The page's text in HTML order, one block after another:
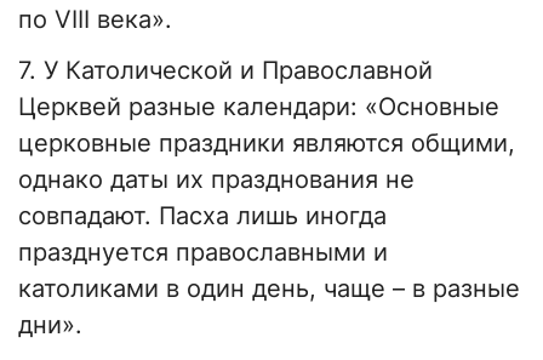
по VIII века».
7. У Католической и Православной
Церквей разные календари: «Основные
церковные праздники являются общими,
однако даты их празднования не
совпадают. Пасха лишь иногда
празднуется православными и
католиками в один день, чаще – в разные
дни».